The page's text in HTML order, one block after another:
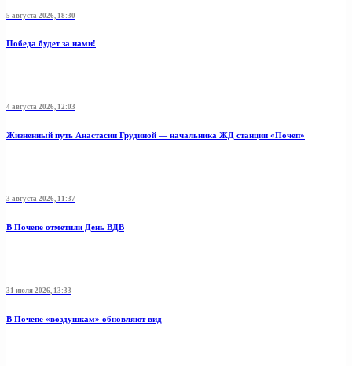
5 августа 2026, 18:30
Победа будет за нами!
4 августа 2026, 12:03
Жизненный путь Анастасии Грудиной — начальника ЖД станции «Почеп»
3 августа 2026, 11:37
В Почепе отметили День ВДВ
31 июля 2026, 13:33
В Почепе «воздушкам» обновляют вид